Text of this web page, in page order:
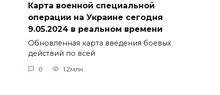
Карта военной специальной
операции на Украине сегодня
9.05.2024 в реальном времени
Обновленная карта введения боевых
действий по всей
0 1.2млн.